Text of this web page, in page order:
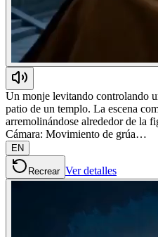
Un monje levitando controlando
patio de un templo. La escena
arremolinándose alrededor de la
Cámara: Movimiento de grúa…
EN
Recrear Ver detalles